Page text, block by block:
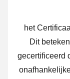
het
Dit
gecertificeerd